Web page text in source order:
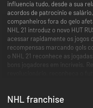
influencia tudo, desde a sua
acordos de patrocínio e
companheiros fora do gelo
NHL 21 introduz o novo HUT
acessar rapidamente os jogos
recompensas marcando gols
o NHL 21 reconhece as
bons jogadores em incríveis.
Este jogo inclui compras
pode ser usada para adquirir
NHL franchise